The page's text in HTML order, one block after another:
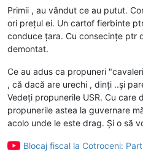
Primii , au vândut ce au putut.
ori prețul ei. Un cartof fierbinte
conduce țara. Cu consecințe ptr
demontat.
Ce au adus ca propuneri
, că dacă are urechi , dinți ..și
Vedeți propunerile USR. Cu care
propunerile astea la guvernare
acolo unde le este drag. Și o să
Blocaj fiscal la Cotroceni: